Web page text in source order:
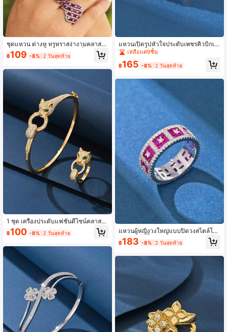
ชุดแหวน ต่างหู หรูหราสง่างามคลาสสิ
กอย่างมีระดับ ชุบแพลตตินัมที่ไม่ตก สี
ดำ ฝังคอรันดัมแดงหรูและเซอร์โคเนียที่
ต่งงาน คู่รัก เจ้าสาว เพื่อนเจ้าสาว การ
หมั้น ครบรอบ วันวาเลนไทน์ งานราตรี
ของขวัญวันเกิดสำหรับเพื่อนที่ดีที่สุด อุป
กรณ์เครื่องประดับคุณภาพสำหรับการ
ทำงานและใส่ประจำวัน
฿109 -8% 2 วันสุดท้าย
1 ชุด เครื่องประดับแฟชั่นดีไซน์คลาสสิ
กวินเทจ ประดับเพชรพลอยเซอร์โคเนียเ
ต็มวง เลือกได้หลายสี กำไลข้อมือแบบปิ
านปาร์ตี้ วันหยุด ของขวัญวันเกิด รางวั
ลพนักงาน ชุดทำงานประจำวัน เครื่องป
ระดับคุณภาพสูง
฿100 -8% 2 วันสุดท้าย
แหวนเปิดรูปหัวใจประดับเพชรคิวบิกเซ
อร์โคเนียหลากสีสันระยิบระยับหรูหรา เ
นทางการ, ปาร์ตี้, วันเกิด, ของขวัญ และ
เหลือแค่9ชิ้น
฿165 -8% 2 วันสุดท้าย
แหวนผู้หญิงวงใหญ่แบบปิดวงสไตล์โอเ
วอร์ไซส์ 1 ชิ้น ดีไซน์หรูหราสง่างาม ปร
ะดับเซอร์โคเนียและคริสตัลเต็มวงพร้อม
เหมาะสำหรับงานแต่งงาน ชุดราตรี งา
นเลี้ยง ปาร์ตี้วันหยุด วันครบรอบ ของข
วัญให้แฟน เพื่อนสนิท และของขวัญวันเ
กิด เครื่องประดับคุณภาพสูงสำหรับใส่
ทำงาน เดินทางประจำวัน และแมตช์ชุ
ด
฿183 -8% 2 วันสุดท้าย